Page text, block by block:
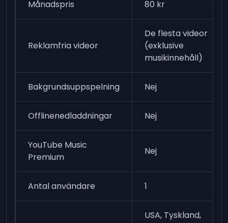
Månadspris 80 kr
Reklamfria videor
De flesta videor
(exklusive
musikinnehåll)
Bakgrundsuppspelning Nej
Offlinenedladdningar Nej
YouTube Music
Premium
Nej
Antal användare 1
USA, Tyskland,